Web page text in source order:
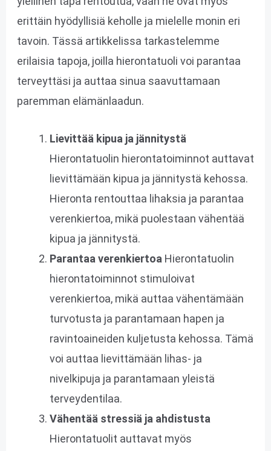
erittäin hyödyllisiä keholle ja mielelle monin eri
tavoin. Tässä artikkelissa tarkastelemme
erilaisia ​​tapoja, joilla hierontatuoli voi parantaa
terveyttäsi ja auttaa sinua saavuttamaan
paremman elämänlaadun.
Lievittää kipua ja jännitystä
Hierontatuolin hierontatoiminnot auttavat
lievittämään kipua ja jännitystä kehossa.
Hieronta rentouttaa lihaksia ja parantaa
verenkiertoa, mikä puolestaan vähentää
kipua ja jännitystä.
Parantaa verenkiertoa Hierontatuolin
hierontatoiminnot stimuloivat
verenkiertoa, mikä auttaa vähentämään
turvotusta ja parantamaan hapen ja
ravintoaineiden kuljetusta kehossa. Tämä
voi auttaa lievittämään lihas- ja
nivelkipuja ja parantamaan yleistä
terveydentilaa.
Vähentää stressiä ja ahdistusta
Hierontatuolit auttavat myös